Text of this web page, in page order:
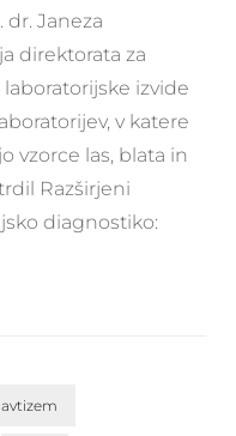
Janeza
direktorata za
izvide
v katere
vzorce las, blata in
Razširjeni
diagnostiko:
avtizem